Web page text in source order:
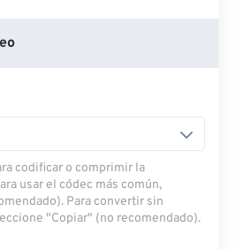
codificar o comprimir la
usar el códec más común,
Para convertir sin
"Copiar" (no recomendado).